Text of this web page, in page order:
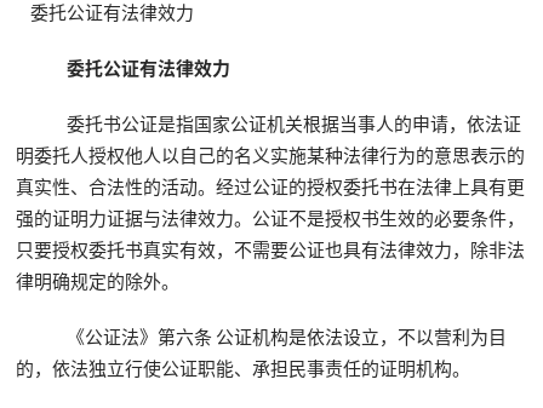
委托公证有法律效力
委托公证有法律效力
委托书公证是指国家公证机关根据当事人的申请，依法证
明委托人授权他人以自己的名义实施某种法律行为的意思表示的
真实性、合法性的活动。经过公证的授权委托书在法律上具有更
强的证明力证据与法律效力。公证不是授权书生效的必要条件，
只要授权委托书真实有效，不需要公证也具有法律效力，除非法
律明确规定的除外。
《公证法》第六条 公证机构是依法设立，不以营利为目
的，依法独立行使公证职能、承担民事责任的证明机构。